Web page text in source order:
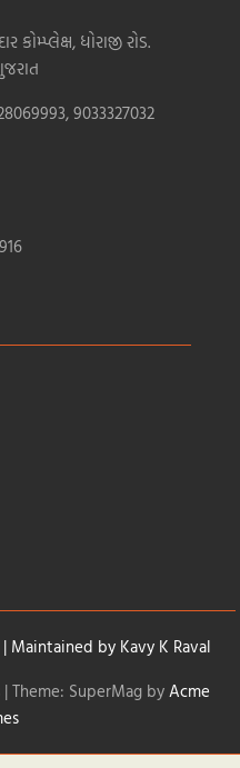
ધોરાજી રોડ.
9033327032
Maintained by Kavy K Raval
|Theme: SuperMag byAcme